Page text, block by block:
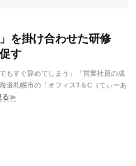
を掛け合わせた研修
す
もすぐ辞めてしまう」「営業社員の成
札幌市の「オフィスT＆C（てぃーあ
る≫